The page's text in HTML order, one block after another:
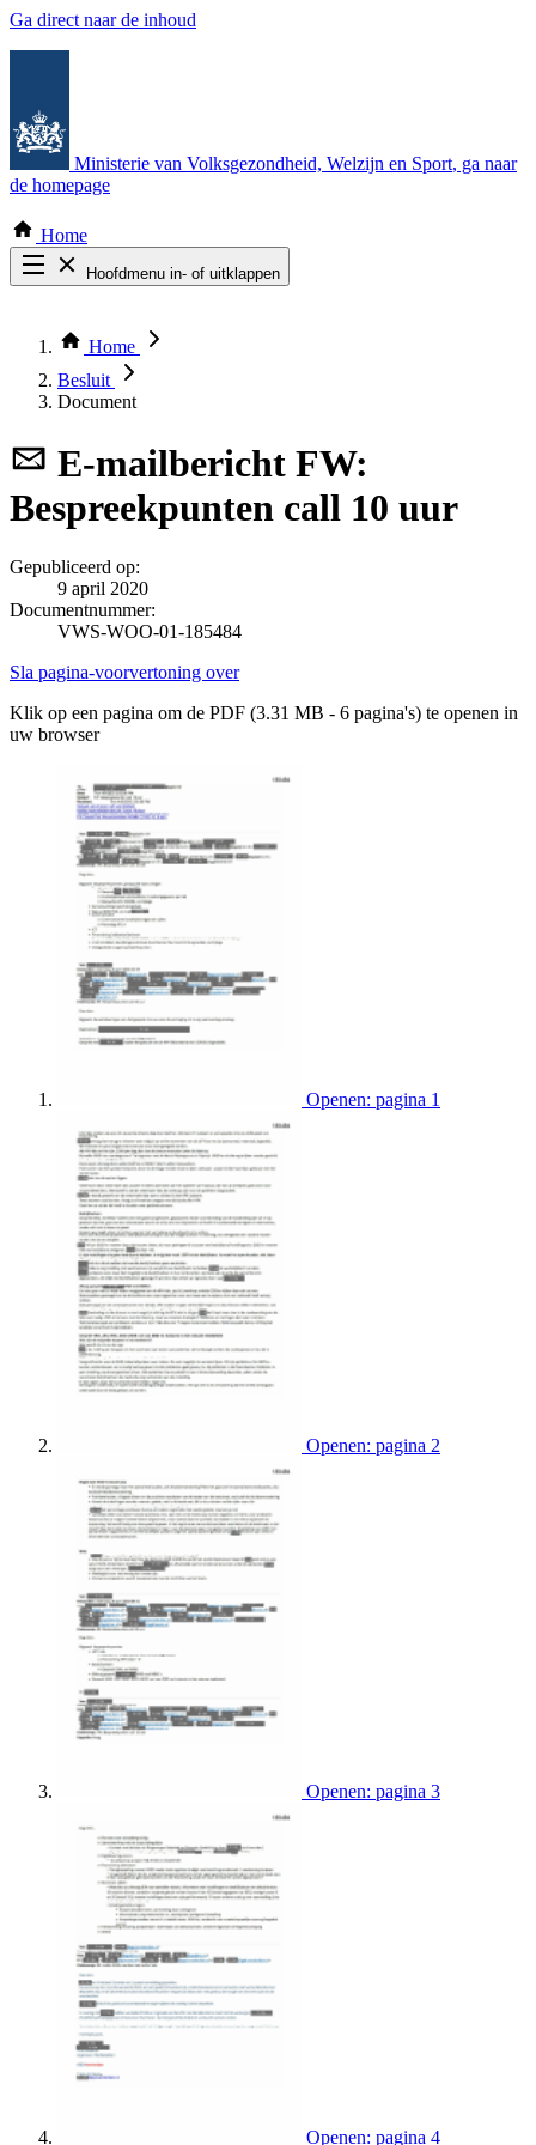
Ga direct naar de inhoud
Ministerie van Volksgezondheid, Welzijn en Sport, ga naar
de homepage
Home
Hoofdmenu in- of uitklappen
Thema COVID-19
Bekijk per bestuursorgaan
Home
Besluit
Document
E-mailbericht FW:
Bespreekpunten call 10 uur
Gepubliceerd op:
9 april 2020
Documentnummer:
VWS-WOO-01-185484
Sla pagina-voorvertoning over
Klik op een pagina om de PDF (3.31 MB - 6 pagina's) te openen in
uw browser
Openen: pagina 1
Openen: pagina 2
Openen: pagina 3
Openen: pagina 4